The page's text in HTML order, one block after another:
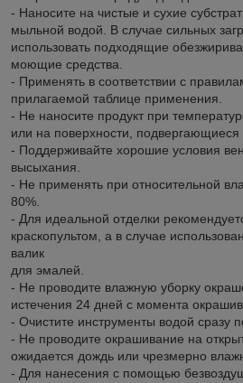
- Наносите на чистые и сухие
мыльной водой. В случае сильных
использовать подходящие
моющие средства.
- Применять в соответствии с
прилагаемой таблице применения.
- Не наносите продукт при
или на поверхности, подвергающиеся
- Поддерживайте хорошие условия
высыхания.
- Не применять при относительной
80%.
- Для идеальной отделки
краскопультом, а в случае
валик
для эмалей.
- Не проводите влажную уборку
истечения 24 дней с момента
- Очистите инструменты водой сразу
- Не проводите окрашивание на
ожидается дождь или чрезмерно
- Для нанесения с помощью